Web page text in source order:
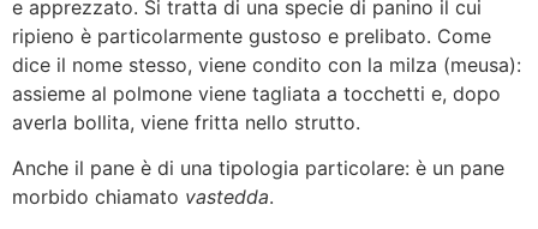
e apprezzato. Si tratta di una specie di panino il cui
ripieno è particolarmente gustoso e prelibato. Come
dice il nome stesso, viene condito con la milza (meusa):
assieme al polmone viene tagliata a tocchetti e, dopo
averla bollita, viene fritta nello strutto.
Anche il pane è di una tipologia particolare: è un pane
morbido chiamato vastedda.